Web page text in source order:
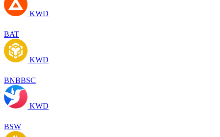
KWD
BAT
KWD
BNBBSC
KWD
BSW